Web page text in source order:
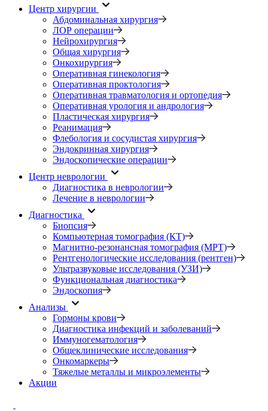
Центр хирургии
Абдоминальная хирургия
ЛОР операции
Нейрохирургия
Общая хирургия
Онкохирургия
Оперативная гинекология
Оперативная проктология
Оперативная травматология и ортопедия
Оперативная урология и андрология
Пластическая хирургия
Реанимация
Флебология и сосудистая хирургия
Эндокринная хирургия
Эндоскопические операции
Центр неврологии
Диагностика в неврологии
Лечение в неврологии
Диагностика
Биопсия
Компьютерная томография (КТ)
Магнитно-резонансная томография (МРТ)
Рентгенологические исследования (рентген)
Ультразвуковые исследования (УЗИ)
Функциональная диагностика
Эндоскопия
Анализы
Гормоны крови
Диагностика инфекций и заболеваний
Иммуногематология
Общеклинические исследования
Онкомаркеры
Тяжелые металлы и микроэлементы
Акции